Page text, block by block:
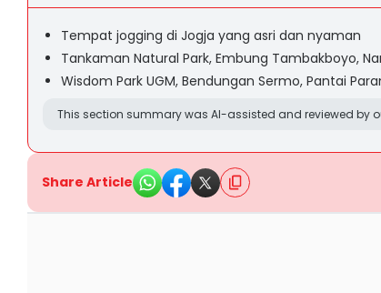
Tempat jogging di Jogja yang asri dan nyaman
Tankaman Natural Park, Embung Tambakboyo,
Wisdom Park UGM, Bendungan Sermo, Pantai
This section summary was AI-assisted and reviewed by
Share Article